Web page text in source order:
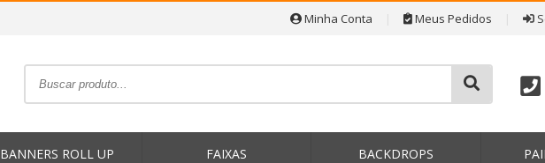
Minha Conta Meus Pedidos
BANNERS ROLL UP FAIXAS BACKDROPS